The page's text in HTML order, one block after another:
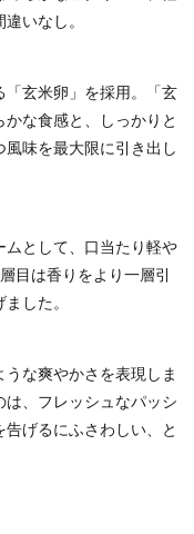
いなし。
玄米卵」を採用。「玄
な食感と、しっかりと
味を最大限に引き出し
ムとして、口当たり軽や
目は香りをより一層引
した。
な爽やかさを表現しま
は、フレッシュなパッシ
げるにふさわしい、と